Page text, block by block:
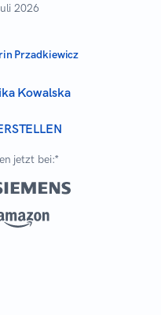
2026
Przadkiewicz
Kowalska
jetzt bei:*